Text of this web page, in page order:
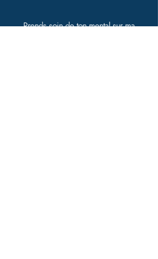
Prends soin de ton mental sur ma